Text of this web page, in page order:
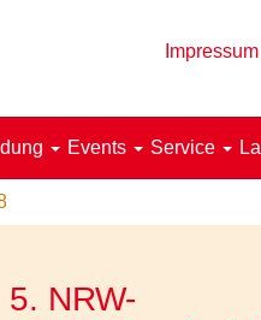
Impressum
Events Service
5. NRW-